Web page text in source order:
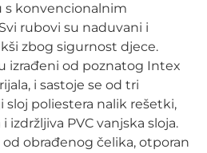
s konvencionalnim
rubovi su naduvani i
zbog sigurnost djece.
izrađeni od poznatog Intex
i sastoje se od tri
sloj poliestera nalik rešetki,
izdržljiva PVC vanjska sloja.
od obrađenog čelika, otporan